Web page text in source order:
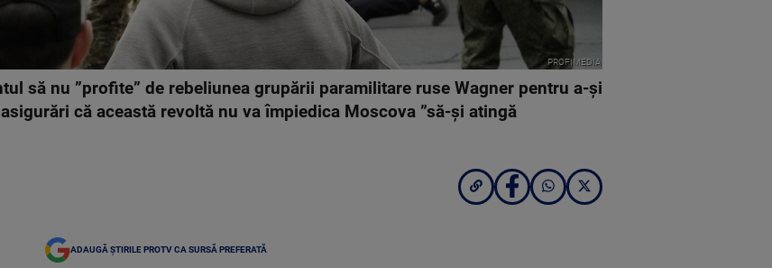
PROFIMEDIA
să nu ”profite” de rebeliunea grupării paramilitare ruse Wagner pentru a-şi
că această revoltă nu va împiedica Moscova ”să-şi atingă
ADAUGĂ ȘTIRILE PROTV CA SURSĂ PREFERATĂ